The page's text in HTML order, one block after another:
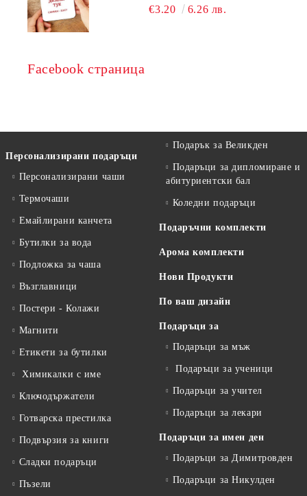
€3.20 6.26 лв.
Facebook страница
Персонализирани подаръци
Персонализирани чаши
Термочаши
Емайлирани канчета
Бутилки за вода
Подложка за чаша
Възглавници
Постери - Колажи
Магнити
Етикети за бутилки
Химикалки с име
Ключодържатели
Готварска престилка
Подвързия за книги
Сладки подаръци
Пъзели
Подарък за Великден
Подаръци за дипломиране и
абитуриентски бал
Коледни подаръци
Подаръчни комплекти
Арома комплекти
Нови Продукти
По ваш дизайн
Подаръци за
Подаръци за мъж
Подаръци за ученици
Подаръци за учител
Подаръци за лекари
Подаръци за имен ден
Подаръци за Димитровден
Подаръци за Никулден